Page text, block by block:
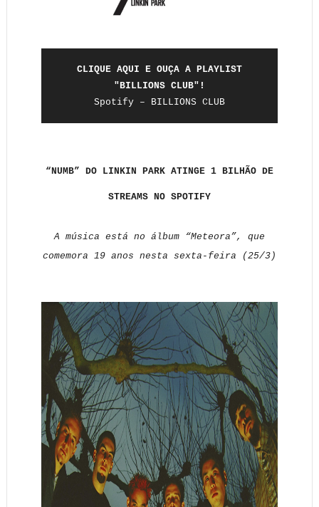
CLIQUE AQUI E OUÇA A PLAYLIST
"BILLIONS CLUB"!
Spotify – BILLIONS CLUB
“NUMB” DO LINKIN PARK ATINGE 1 BILHÃO DE
STREAMS NO SPOTIFY
A música está no álbum “Meteora”, que
comemora 19 anos nesta sexta-feira (25/3)